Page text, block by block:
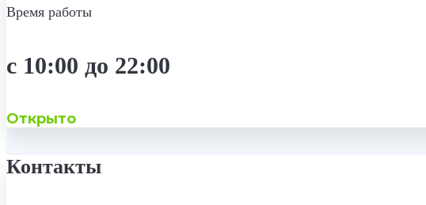
Время работы
с 10:00 до 22:00
Открыто
Контакты